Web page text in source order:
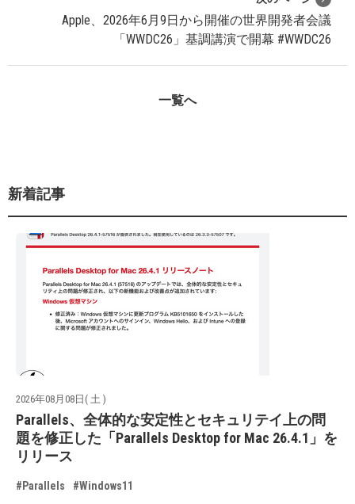
Apple、2026年6月9日から開催の世界開発者会議
「WWDC26」基調講演で開幕 #WWDC26
一覧へ
新着記事
2026年08月08日( 土 )
Parallels、全体的な安定性とセキュリテイ上の問
題を修正した「Parallels Desktop for Mac 26.4.1」を
リリース
#Parallels #Windows11